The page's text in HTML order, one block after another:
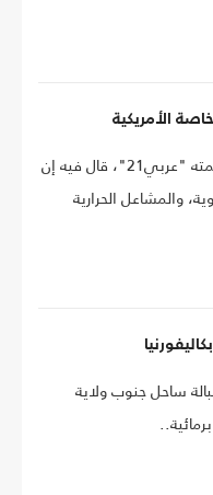
الأمريكية
نشرت مجلة "ذي أتلانتك" مقالا للكاتب مارك باودن، ترجمته "عربي21"، قال فيه إن
والمشاعل الحرارية
هذه الصور هي التي
ساحل جنوب ولاية